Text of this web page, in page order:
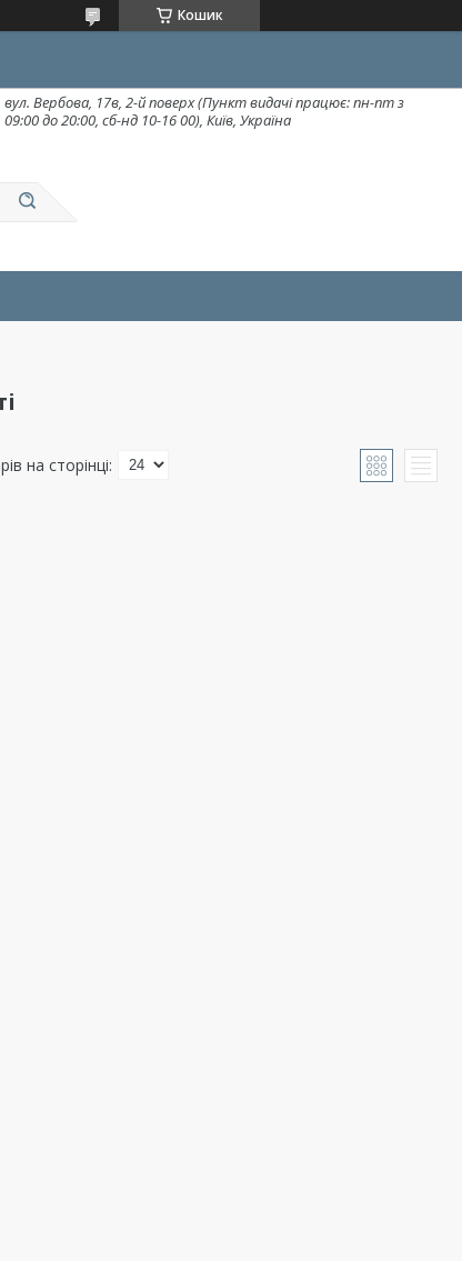
Кошик
вул. Вербова, 17в, 2-й поверх (Пункт видачі працює: пн-пт з
09:00 до 20:00, сб-нд 10-16 00), Київ, Україна